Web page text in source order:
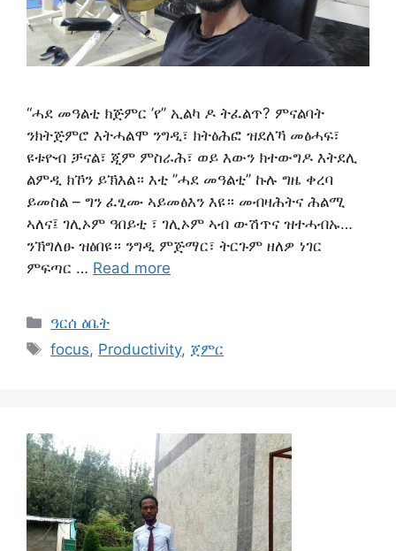
“ሓደ መዓልቲ ክጅምር ’የ’’ ኢልካ ዶ ትፈልጥ? ምናልባት
ንክትጅምሮ እትሓልሞ ንግዲ፣ ክትፅሕፎ ዝደለኻ መፅሓፍ፣
ዩቱዮብ ቻናል፣ ጂም ምስራሕ፣ ወይ እውን ክተውግዶ እትደሊ
ልምዲ ክኾን ይኽእል። እቲ ’’ሓደ መዓልቲ’’ ኩሉ ግዜ ቀረባ
ይመስል – ግን ፈፂሙ ኣይመፅእን እዩ። መብዛሕትና ሕልሚ
ኣለና፤ ገሊኦም ዓበይቲ ፣ ገሊኦም ኣብ ውሽጥና ዝተሓብኡ…
ንኽግለፁ ዝፅበዩ። ንግዲ ምጅማር፣ ትርጉም ዘለዎ ነገር
ምፍጣር … Read more
Categories
ዓርሰ ዕቤት
Tags
focus, Productivity, ጀምር